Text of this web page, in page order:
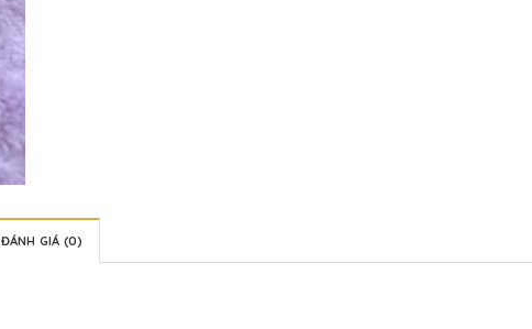
ĐÁNH GIÁ (0)